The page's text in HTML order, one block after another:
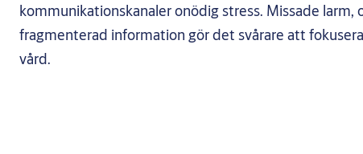
kommunikationskanaler onödig stress. Missade
fragmenterad information gör det svårare att
vård.